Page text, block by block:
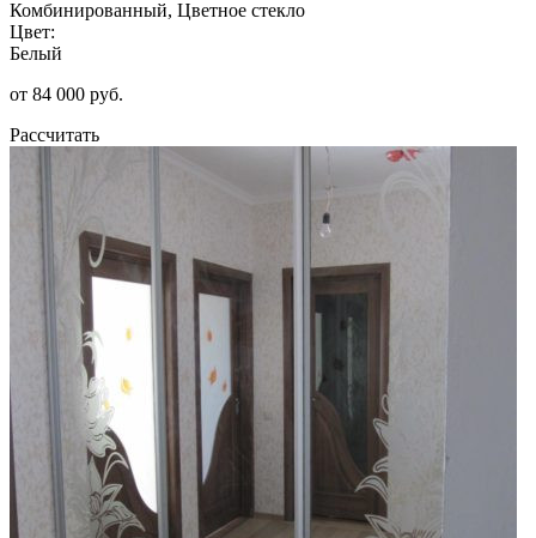
Комбинированный, Цветное стекло
Цвет:
Белый
от 84 000 руб.
Рассчитать